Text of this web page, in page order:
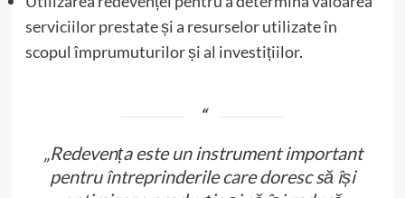
serviciilor prestate și a resurselor utilizate în
scopul împrumuturilor și al investițiilor.
„Redevența este un instrument important
pentru întreprinderile care doresc să își